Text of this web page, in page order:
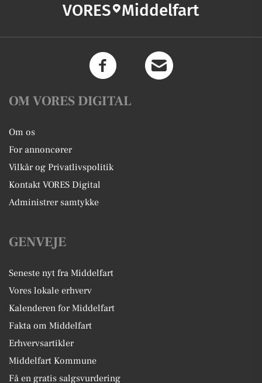
VORES Middelfart
OM VORES DIGITAL
Om os
For annoncører
Vilkår og Privatlivspolitik
Kontakt VORES Digital
Administrer samtykke
GENVEJE
Seneste nyt fra Middelfart
Vores lokale erhverv
Kalenderen for Middelfart
Fakta om Middelfart
Erhvervsartikler
Middelfart Kommune
Få en gratis salgsvurdering